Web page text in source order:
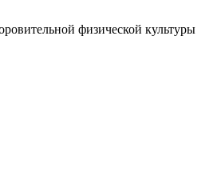
физической культуры